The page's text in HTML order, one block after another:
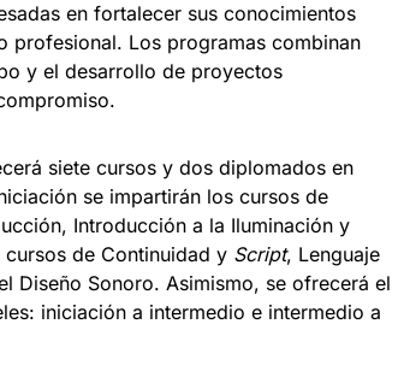
en fortalecer sus conocimientos
profesional. Los programas combinan
y el desarrollo de proyectos
siete cursos y dos diplomados en
se impartirán los cursos de
Introducción a la Iluminación y
de Continuidad y Script, Lenguaje
Diseño Sonoro. Asimismo, se ofrecerá el
iniciación a intermedio e intermedio a